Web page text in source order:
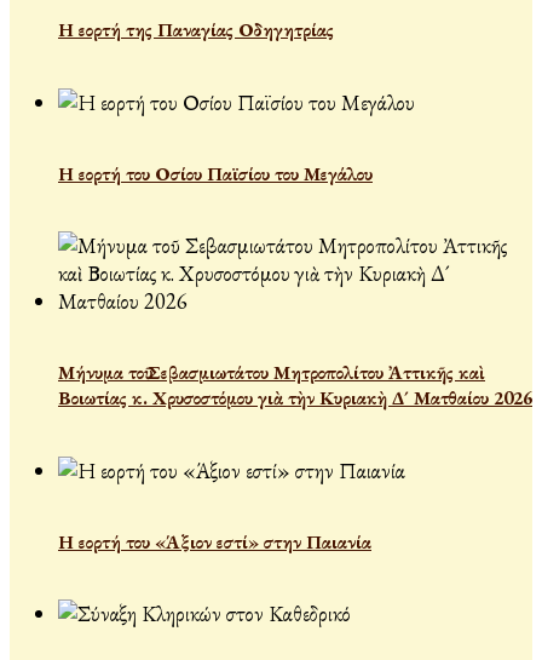
Η εορτή της Παναγίας Οδηγητρίας
Η εορτή του Οσίου Παϊσίου του Μεγάλου
Μήνυμα τοῦ Σεβασμιωτάτου Μητροπολίτου Ἀττικῆς καὶ
Βοιωτίας κ. Χρυσοστόμου γιὰ τὴν Κυριακὴ Δ´ Ματθαίου 2026
Η εορτή του «Άξιον εστί» στην Παιανία